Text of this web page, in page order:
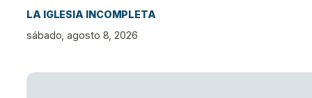
LA IGLESIA INCOMPLETA
sábado, agosto 8, 2026